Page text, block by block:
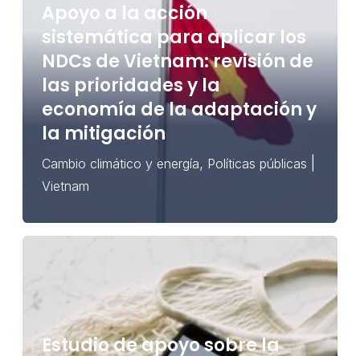
Apoyo a la acción
sistemática para aplicar los
NDCs de Vietnam: revisión de
las prioridades y la
economía de la adaptación y
la mitigación
Cambio climático y energía, Políticas públicas
Vietnam
Estudio de apoyo sobre la